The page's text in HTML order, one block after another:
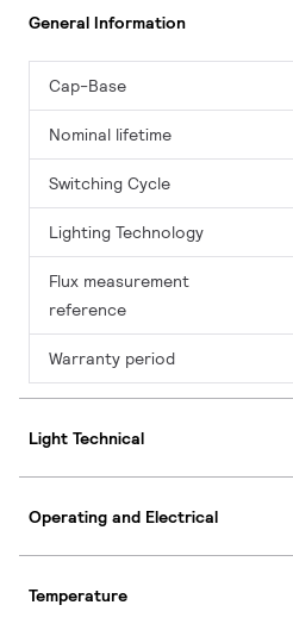
General Information
Cap-Base
Nominal lifetime
Switching Cycle
Lighting Technology
Flux measurement
reference
Warranty period
Light Technical
Operating and Electrical
Temperature